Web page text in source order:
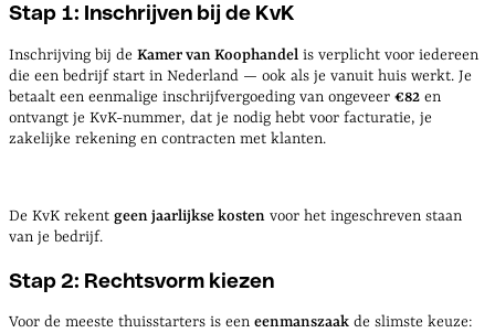
Stap 1: Inschrijven bij de KvK
Inschrijving bij de Kamer van Koophandel is verplicht voor iedereen
die een bedrijf start in Nederland — ook als je vanuit huis werkt. Je
betaalt een eenmalige inschrijfvergoeding van ongeveer €82 en
ontvangt je KvK-nummer, dat je nodig hebt voor facturatie, je
zakelijke rekening en contracten met klanten.
De KvK rekent geen jaarlijkse kosten voor het ingeschreven staan
van je bedrijf.
Stap 2: Rechtsvorm kiezen
Voor de meeste thuisstarters is een eenmanszaak de slimste keuze: